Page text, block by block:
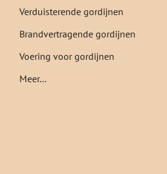
Verduisterende gordijnen
Brandvertragende gordijnen
Voering voor gordijnen
Meer…